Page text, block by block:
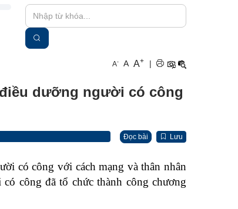
A- A A+ |
dưỡng người có công
Đọc bài Lưu
có công với cách mạng và thân nhân
công đã tổ chức thành công chương